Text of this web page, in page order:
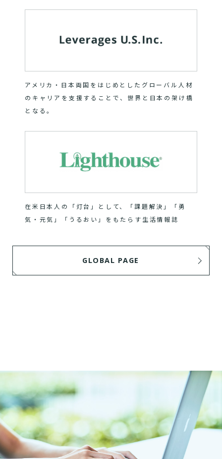
アメリカ・日本両国をはじめとしたグローバル人材
のキャリアを支援することで、世界と日本の架け橋
となる。
在米日本人の「灯台」として、「課題解決」「勇
気・元気」「うるおい」をもたらす生活情報誌
GLOBAL PAGE